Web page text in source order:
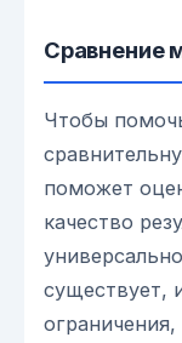
Сравнение
Чтобы
поможет
качество
существует,